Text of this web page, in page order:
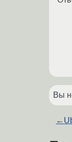
Вы
←